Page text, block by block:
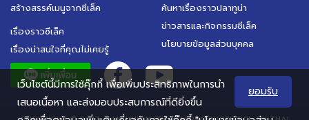
สร้างสรรค์เมนูจากซีเล็ค
เรื่องราวซีเล็ค
เรื่องน่าสนใจที่คุณไม่เคยรู้
ค้นหาเรื่องราวปลาทูน่า
ข่าวสารและกิจกรรมซีเล็ค
นโยบายข้อมูลส่วนบุคคล
ยอมรับ
เว็บไซต์นี้มีการใช้คุ๊กกี้ เพื่อเพิ่มประสิทธิภาพในการนำ
เสนอเนื้อหา และส่งมอบประสบการณ์ที่ดียิ่งขึ้น